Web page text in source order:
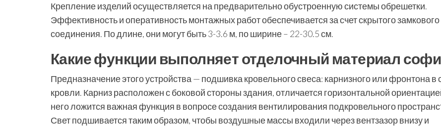
Крепление изделий осуществляется на предварительно обустроенную системы обрешетки.
Эффективность и оперативность монтажных работ обеспечивается за счет скрытого замкового
соединения. По длине, они могут быть 3-3.6 м, по ширине – 22-30.5 см.
Какие функции выполняет отделочный материал
Предназначение этого устройства — подшивка кровельного свеса: карнизного или фронтона в
кровли. Карниз расположен с боковой стороны здания, отличается горизонтальной
него ложится важная функция в вопросе создания вентилирования подкровельного
Свет подшивается таким образом, чтобы воздушные массы входили через вентзазор внизу и